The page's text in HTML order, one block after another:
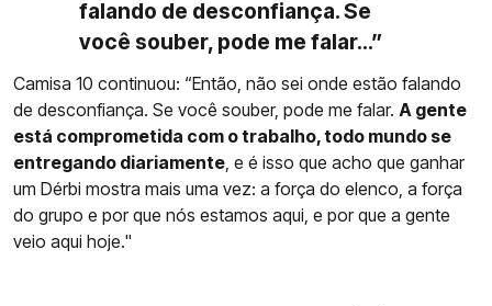
falando de desconfiança. Se
você souber, pode me falar...”
Camisa 10 continuou: “Então, não sei onde estão falando
de desconfiança. Se você souber, pode me falar. A gente
está comprometida com o trabalho, todo mundo se
entregando diariamente, e é isso que acho que ganhar
um Dérbi mostra mais uma vez: a força do elenco, a força
do grupo e por que nós estamos aqui, e por que a gente
veio aqui hoje."